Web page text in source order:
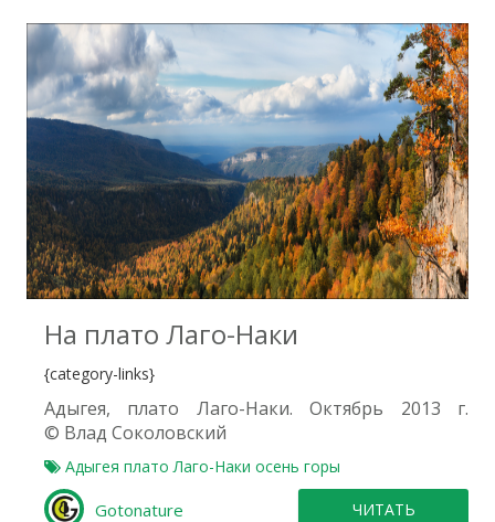
1
На плато Лаго-Наки
{category-links}
Адыгея, плато Лаго-Наки. Октябрь 2013 г.
© Влад Соколовский
Адыгея плато Лаго-Наки осень горы
Gotonature ЧИТАТЬ